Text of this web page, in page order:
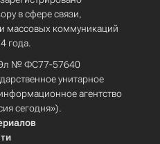
в сфере связи,
массовых коммуникаций
года.
Эл № ФС77-57640
унитарное
агентство
сегодня»).